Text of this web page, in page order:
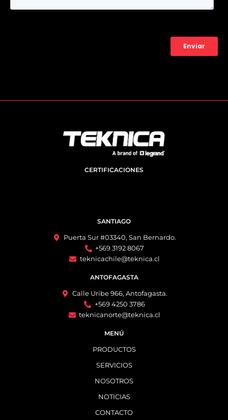
CERTIFICACIONES
SANTIAGO
Puerta Sur #03340, San Bernardo.
+569 3192 8067
teknicachile@teknica.cl
ANTOFAGASTA
Calle Uribe 966, Antofagasta.
+569 4250 3786
teknicanorte@teknica.cl
MENÚ
PRODUCTOS
SERVICIOS
NOSOTROS
NOTICIAS
CONTACTO